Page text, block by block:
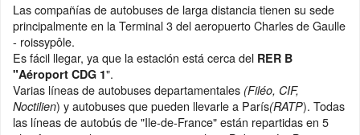
Las compañías de autobuses de larga distancia tienen su sede
principalmente en la Terminal 3 del aeropuerto Charles de Gaulle
- roissypôle.
Es fácil llegar, ya que la estación está cerca del RER B
"Aéroport CDG 1".
Varias líneas de autobuses departamentales (Filéo, CIF,
Noctilien) y autobuses que pueden llevarle a París(RATP). Todas
las líneas de autobús de "Ile-de-France" están repartidas en 5